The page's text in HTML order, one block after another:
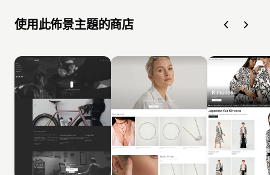
使用此佈景主題的商店